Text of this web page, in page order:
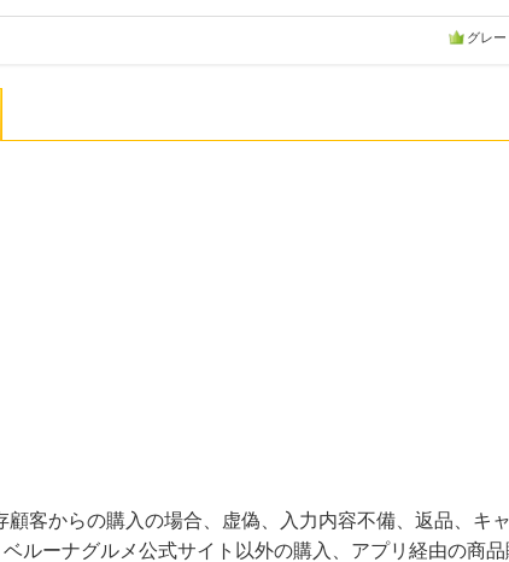
グレ
客からの購入の場合、虚偽、入力内容不備、返品、キ
ルーナグルメ公式サイト以外の購入、アプリ経由の商品